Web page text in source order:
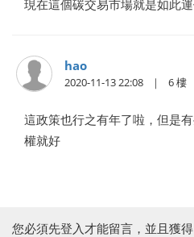
現在這個碳交易市場就是如此
hao
2020-11-13 22:08 6
這政策也行之有年了啦，但是
權就好
您必須先登入才能留言，並且獲得